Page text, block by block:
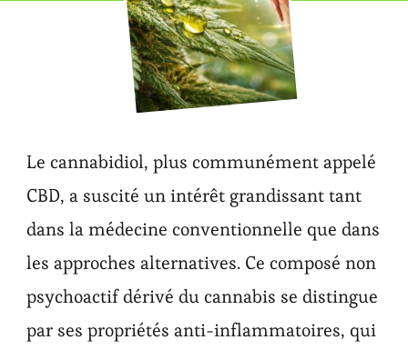
Le cannabidiol, plus communément appelé
CBD, a suscité un intérêt grandissant tant
dans la médecine conventionnelle que dans
les approches alternatives. Ce composé non
psychoactif dérivé du cannabis se distingue
par ses propriétés anti-inflammatoires, qui